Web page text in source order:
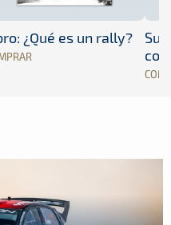
¿Qué es un rally?